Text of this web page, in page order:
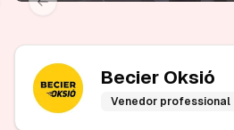
Previous slide
slide
Becier Oksió
Venedor professional